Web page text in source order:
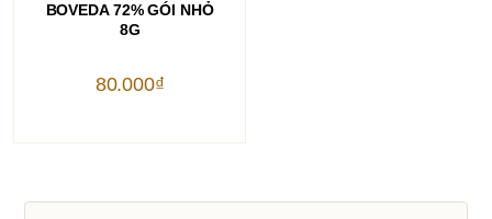
BOVEDA 72% GÓI NHỎ
8G
80.000₫